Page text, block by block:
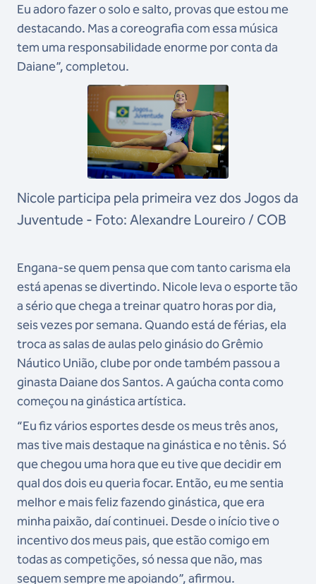
Eu adoro fazer o solo e salto, provas que estou me
destacando. Mas a coreografia com essa música
tem uma responsabilidade enorme por conta da
Daiane”, completou.
Nicole participa pela primeira vez dos Jogos da
Juventude - Foto: Alexandre Loureiro / COB
Engana-se quem pensa que com tanto carisma ela
está apenas se divertindo. Nicole leva o esporte tão
a sério que chega a treinar quatro horas por dia,
seis vezes por semana. Quando está de férias, ela
troca as salas de aulas pelo ginásio do Grêmio
Náutico União, clube por onde também passou a
ginasta Daiane dos Santos. A gaúcha conta como
começou na ginástica artística.
“Eu fiz vários esportes desde os meus três anos,
mas tive mais destaque na ginástica e no tênis. Só
que chegou uma hora que eu tive que decidir em
qual dos dois eu queria focar. Então, eu me sentia
melhor e mais feliz fazendo ginástica, que era
minha paixão, daí continuei. Desde o início tive o
incentivo dos meus pais, que estão comigo em
todas as competições, só nessa que não, mas
seguem sempre me apoiando”, afirmou.